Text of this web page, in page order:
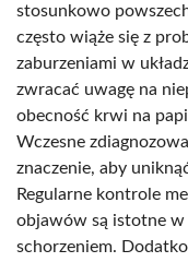
stosunkowo
często wiąże się z
zaburzeniami w
zwracać uwagę na
obecność krwi na
Wczesne
znaczenie, aby
Regularne kontrole
objawów są istotne
schorzeniem.